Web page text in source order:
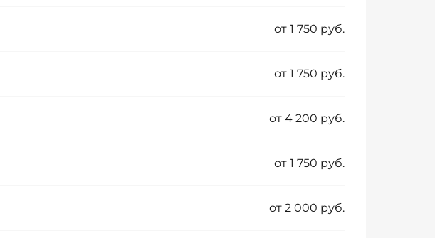
от 1 750 руб.
от 1 750 руб.
от 4 200 руб.
от 1 750 руб.
от 2 000 руб.